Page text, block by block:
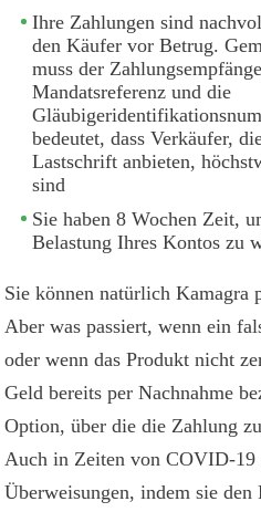
Ihre Zahlungen sind
den Käufer vor Betrug.
muss der
Mandatsreferenz und die
bedeutet, dass Verkäufer,
Lastschrift anbieten,
sind
Sie haben 8 Wochen Zeit,
Belastung Ihres Kontos zu
Sie können natürlich Kamagra
Aber was passiert, wenn ein
oder wenn das Produkt nicht
Geld bereits per Nachnahme
Option, über die die Zahlung
Auch in Zeiten von COVID-19
Überweisungen, indem sie